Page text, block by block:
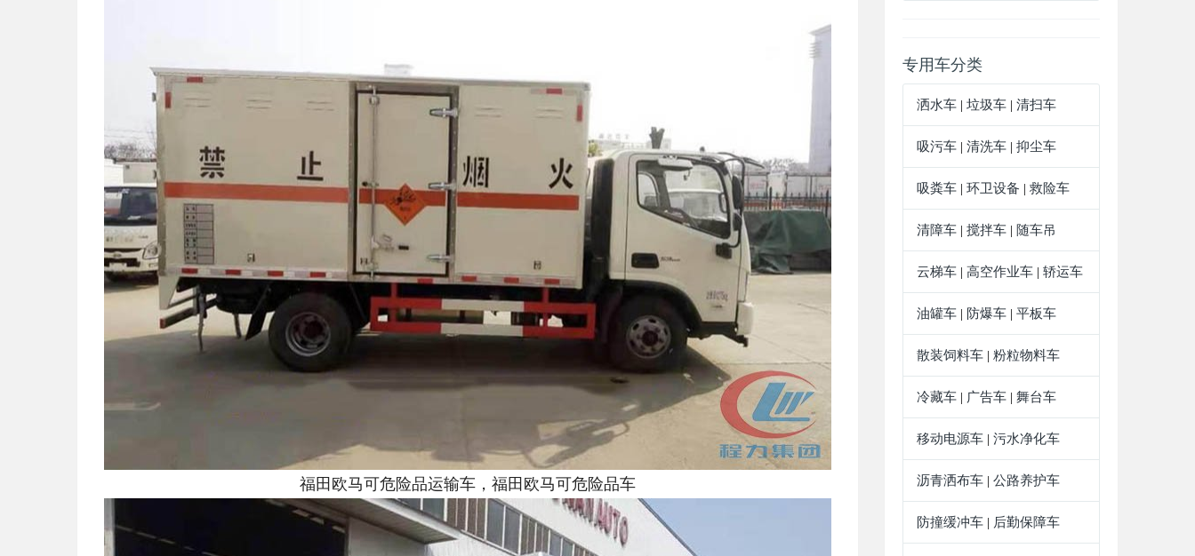
福田欧马可危险品运输车，福田欧马可危险品车
专用车分类
洒水车| 垃圾车| 清扫车
吸污车| 清洗车| 抑尘车
吸粪车| 环卫设备 | 救险车
清障车| 搅拌车| 随车吊
云梯车| 高空作业车| 轿运车
油罐车| 防爆车| 平板车
散装饲料车| 粉粒物料车
冷藏车| 广告车| 舞台车
移动电源车| 污水净化车
沥青洒布车| 公路养护车
防撞缓冲车| 后勤保障车